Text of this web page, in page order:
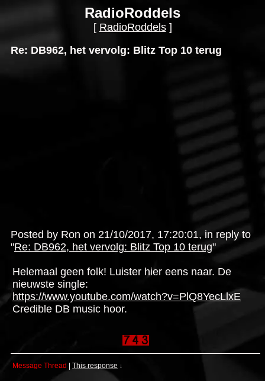
RadioRoddels
[ RadioRoddels]
Re: DB962, het vervolg: Blitz Top 10 terug
Posted by Ron on 21/10/2017, 17:20:01, in reply to
"Re: DB962, het vervolg: Blitz Top 10 terug"
Helemaal geen folk! Luister hier eens naar. De
nieuwste single:
https://www.youtube.com/watch?v=PlQ8YecLlxE
Credible DB music hoor.
Message Thread This response ↓